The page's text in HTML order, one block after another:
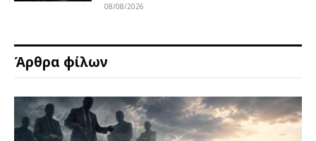
08/08/2026
Άρθρα φίλων